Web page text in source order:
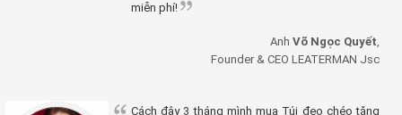
miễn phí!
Anh Võ Ngọc Quyết,
Founder & CEO LEATERMAN Jsc
Cách đây 3 tháng mình mua Túi đeo chéo tặng